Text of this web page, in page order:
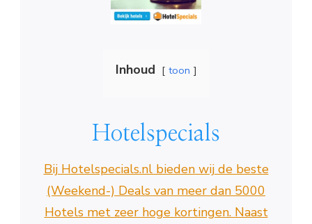
Inhoud toon
Hotelspecials
Bij Hotelspecials.nl bieden wij de beste
(Weekend-) Deals van meer dan 5000
Hotels met zeer hoge kortingen. Naast